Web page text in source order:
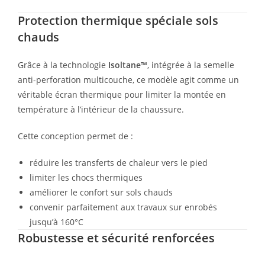
Protection thermique spéciale sols
chauds
Grâce à la technologie Isoltane™, intégrée à la semelle
anti-perforation multicouche, ce modèle agit comme un
véritable écran thermique pour limiter la montée en
température à l’intérieur de la chaussure.
Cette conception permet de :
réduire les transferts de chaleur vers le pied
limiter les chocs thermiques
améliorer le confort sur sols chauds
convenir parfaitement aux travaux sur enrobés
jusqu’à 160°C
Robustesse et sécurité renforcées